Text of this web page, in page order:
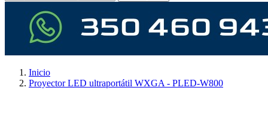
Inicio
Proyector LED ultraportátil WXGA - PLED-W800